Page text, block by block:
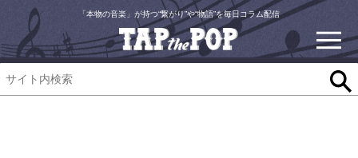
「本物の音楽」が持つ“繋がり”や“物語”を毎日コラム配信